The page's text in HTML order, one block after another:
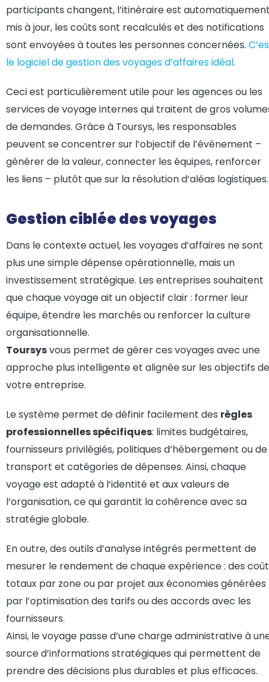
participants changent, l’itinéraire est
mis à jour, les coûts sont recalculés et des notifications
sont envoyées à toutes les personnes concernées.
le logiciel de gestion des voyages d’affaires idéal.
Ceci est particulièrement utile pour les agences ou les
services de voyage internes qui traitent de gros
de demandes. Grâce à Toursys, les responsables
peuvent se concentrer sur l’objectif de l’événement –
générer de la valeur, connecter les équipes, renforcer
les liens – plutôt que sur la résolution d’aléas logistiques.
Gestion ciblée des voyages
Dans le contexte actuel, les voyages d’affaires ne sont
plus une simple dépense opérationnelle, mais un
investissement stratégique. Les entreprises souhaitent
que chaque voyage ait un objectif clair : former leur
équipe, étendre les marchés ou renforcer la culture
organisationnelle.
Toursysvous permet de gérer ces voyages avec une
approche plus intelligente et alignée sur les objectifs de
votre entreprise.
Le système permet de définir facilement des règles
professionnelles spécifiques: limites budgétaires,
fournisseurs privilégiés, politiques d’hébergement ou de
transport et catégories de dépenses. Ainsi, chaque
voyage est adapté à l’identité et aux valeurs de
l’organisation, ce qui garantit la cohérence avec sa
stratégie globale.
En outre, des outils d’analyse intégrés permettent de
mesurer le rendement de chaque expérience : des
totaux par zone ou par projet aux économies générées
par l’optimisation des tarifs ou des accords avec les
fournisseurs.
Ainsi, le voyage passe d’une charge administrative à
source d’informations stratégiques qui permettent de
prendre des décisions plus durables et plus efficaces.